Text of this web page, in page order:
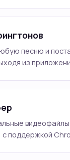
песню и
из
с поддержкой